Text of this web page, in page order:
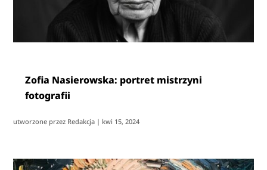
Zofia Nasierowska: portret mistrzyni
fotografii
utworzone przez Redakcja | kwi 15, 2024